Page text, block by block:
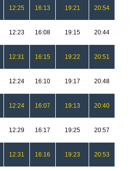
12:25 16:13 19:21 20:54
12:23 16:08 19:15 20:44
12:31 16:15 19:22 20:51
12:24 16:10 19:17 20:48
12:24 16:07 19:13 20:40
12:29 16:17 19:25 20:57
12:31 16:16 19:23 20:53